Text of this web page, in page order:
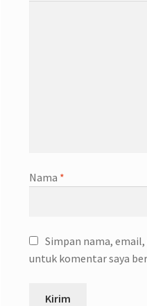
Nama *
Simpan nama,
untuk komentar saya